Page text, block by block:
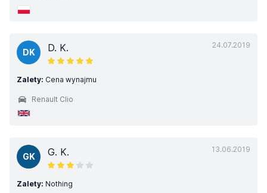
24.07.2019
DK D. K.
Zalety: Cena wynajmu
Renault Clio
13.06.2019
GK G. K.
Zalety: Nothing